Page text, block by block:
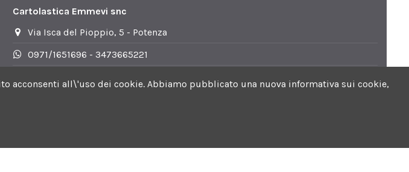
Cartolastica Emmevi snc
Via Isca del Pioppio, 5 - Potenza
0971/1651696 - 3473665221
Ven 8.30-13.30 e 15.30-19.00. Sabato 8.30-13.30
all\'uso dei cookie. Abbiamo pubblicato una nuova informativa sui cookie,